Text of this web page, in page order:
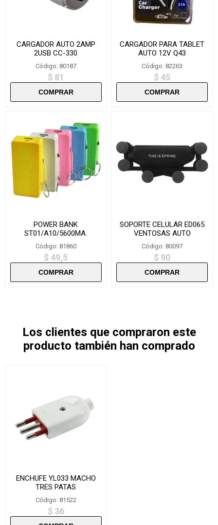
CARGADOR AUTO 2AMP
2USB CC-330
Código: 80187
$ 81
CARGADOR PARA TABLET
AUTO 12V Q43
Código: 82263
$ 45
POWER BANK
ST01/A10/5600MA.
COLORIDO
Código: 81860
$ 49,5
SOPORTE CELULAR ED065
VENTOSAS AUTO
AJUSTABLE REJILLA NEW
Código: 80097
$ 90
Los clientes que compraron este
producto también han comprado
ENCHUFE YL033 MACHO
TRES PATAS
Código: 81522
$ 36